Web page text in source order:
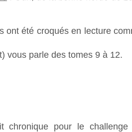
ont été croqués en lecture
vous parle des tomes 9 à 12.
chronique pour le